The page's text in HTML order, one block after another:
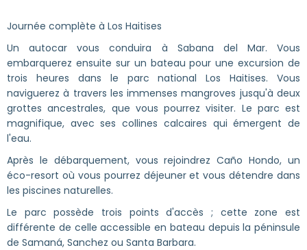
Journée complète à Los Haitises
Un autocar vous conduira à Sabana del Mar. Vous
embarquerez ensuite sur un bateau pour une excursion de
trois heures dans le parc national Los Haitises. Vous
naviguerez à travers les immenses mangroves jusqu'à deux
grottes ancestrales, que vous pourrez visiter. Le parc est
magnifique, avec ses collines calcaires qui émergent de
l'eau.
Après le débarquement, vous rejoindrez Caño Hondo, un
éco-resort où vous pourrez déjeuner et vous détendre dans
les piscines naturelles.
Le parc possède trois points d'accès ; cette zone est
différente de celle accessible en bateau depuis la péninsule
de Samaná, Sanchez ou Santa Barbara.